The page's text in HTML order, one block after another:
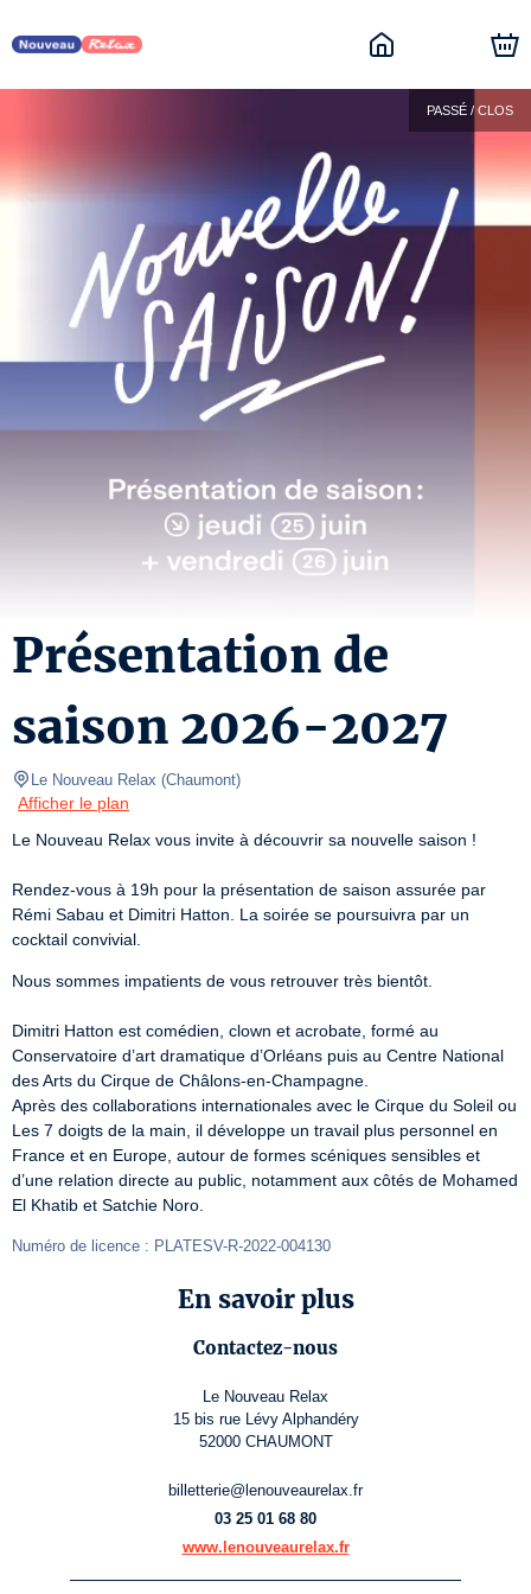
PASSÉ / CLOS
Présentation de
saison 2026-2027
Le Nouveau Relax (Chaumont)
Afficher le plan
Le Nouveau Relax vous invite à découvrir sa nouvelle saison !
Rendez-vous à 19h pour la présentation de saison assurée par
Rémi Sabau et Dimitri Hatton. La soirée se poursuivra par un
cocktail convivial.
Nous sommes impatients de vous retrouver très bientôt.
Dimitri Hatton est comédien, clown et acrobate, formé au
Conservatoire d’art dramatique d’Orléans puis au Centre National
des Arts du Cirque de Châlons-en-Champagne.
Après des collaborations internationales avec le Cirque du Soleil ou
Les 7 doigts de la main, il développe un travail plus personnel en
France et en Europe, autour de formes scéniques sensibles et
d’une relation directe au public, notamment aux côtés de Mohamed
El Khatib et Satchie Noro.
Numéro de licence : PLATESV-R-2022-004130
En savoir plus
Contactez-nous
Le Nouveau Relax
15 bis rue Lévy Alphandéry
52000 CHAUMONT
billetterie@lenouveaurelax.fr
03 25 01 68 80
www.lenouveaurelax.fr